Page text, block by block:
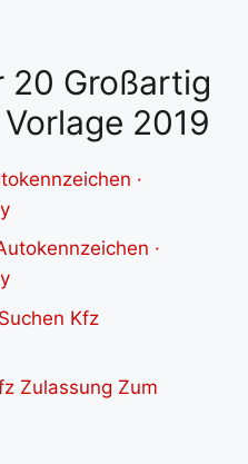
20 Großartig
2019